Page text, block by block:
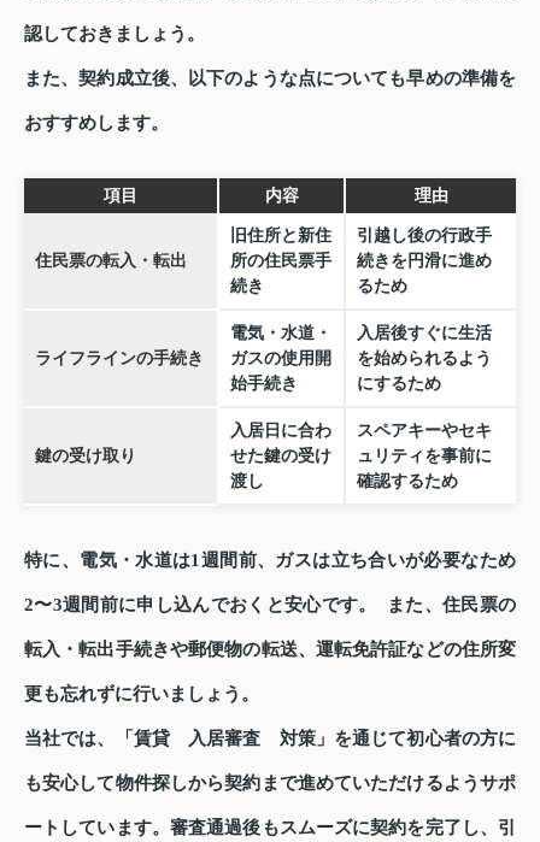
認しておきましょう。
また、契約成立後、以下のような点についても早めの準備を
おすすめします。
項目 内容 理由
住民票の転入・転出
旧住所と新住
所の住民票手
続き
引越し後の行政手
続きを円滑に進め
るため
ライフラインの手続き
電気・水道・
ガスの使用開
始手続き
入居後すぐに生活
を始められるよう
にするため
鍵の受け取り
入居日に合わ
せた鍵の受け
渡し
スペアキーやセキ
ュリティを事前に
確認するため
特に、電気・水道は1週間前、ガスは立ち合いが必要なため
2〜3週間前に申し込んでおくと安心です。 また、住民票の
転入・転出手続きや郵便物の転送、運転免許証などの住所変
更も忘れずに行いましょう。
当社では、「賃貸 入居審査 対策」を通じて初心者の方に
も安心して物件探しから契約まで進めていただけるようサポ
ートしています。審査通過後もスムーズに契約を完了し、引